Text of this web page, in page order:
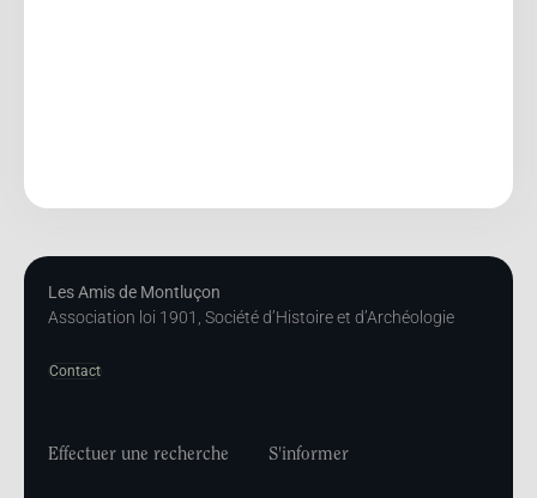
Les Amis de Montluçon
Association loi 1901, Société d’Histoire et d’Archéologie
Contact
Effectuer une recherche S'informer